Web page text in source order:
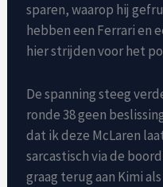
sparen, waarop hij
hebben een Ferrari en
hier strijden voor het
De spanning steeg
ronde 38 geen
dat ik deze McLaren
sarcastisch via de
graag terug aan Kimi